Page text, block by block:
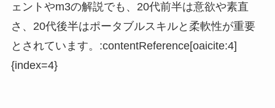
ェントやm3の解説でも、20代前半は意欲や素直
さ、20代後半はポータブルスキルと柔軟性が重要
とされています。:contentReference[oaicite:4]
{index=4}